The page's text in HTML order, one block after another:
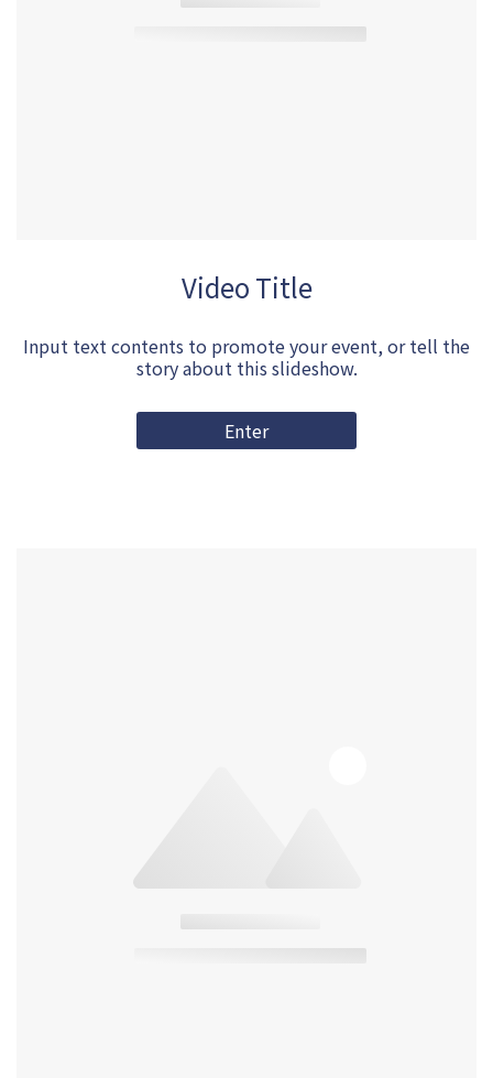
Video Title
Input text contents to promote your event, or tell the
story about this slideshow.
Enter